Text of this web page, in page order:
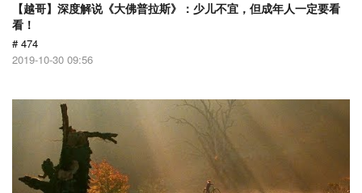
【越哥】深度解说《大佛普拉斯》：少儿不宜，但成年人一定要看
看！
# 474
2019-10-30 09:56